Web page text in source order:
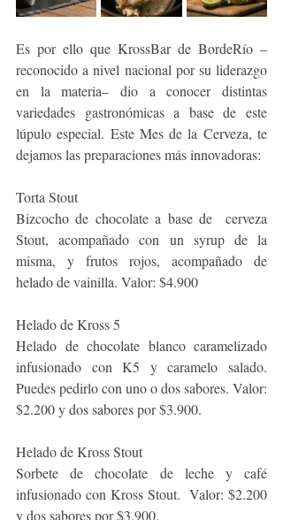
Es por ello que KrossBar de BordeRío –
reconocido a nivel nacional por su liderazgo
en la materia– dio a conocer distintas
variedades gastronómicas a base de este
lúpulo especial. Este Mes de la Cerveza, te
dejamos las preparaciones más innovadoras:
Torta Stout
Bizcocho de chocolate a base de  cerveza
Stout, acompañado con un syrup de la
misma, y frutos rojos, acompañado de
helado de vainilla. Valor: $4.900
Helado de Kross 5
Helado de chocolate blanco caramelizado
infusionado con K5 y caramelo salado.
Puedes pedirlo con uno o dos sabores. Valor:
$2.200 y dos sabores por $3.900.
Helado de Kross Stout
Sorbete de chocolate de leche y café
infusionado con Kross Stout.  Valor: $2.200
y dos sabores por $3.900.